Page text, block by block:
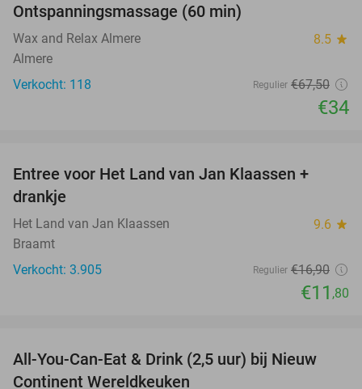
Ontspanningsmassage (60 min)
Wax and Relax Almere 8.5 star
Almere
Verkocht: 118
Regulier €67,50
€34
Entree voor Het Land van Jan Klaassen +
drankje
Het Land van Jan Klaassen 9.6 star
Braamt
Verkocht: 3.905
Regulier €16,90
€11 ,80
24%
All-You-Can-Eat & Drink (2,5 uur) bij Nieuw
Continent Wereldkeuken